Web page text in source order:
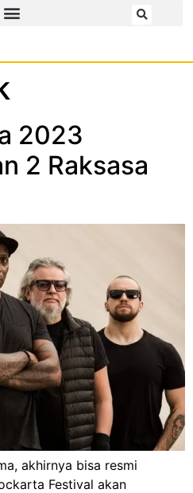
2023
2 Raksasa
akhirnya bisa resmi
Festival akan